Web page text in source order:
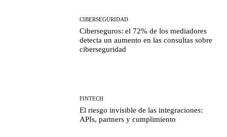
CIBERSEGURIDAD
Ciberseguros: el 72% de los mediadores
detecta un aumento en las consultas sobre
ciberseguridad
FINTECH
El riesgo invisible de las integraciones:
APIs, partners y cumplimiento